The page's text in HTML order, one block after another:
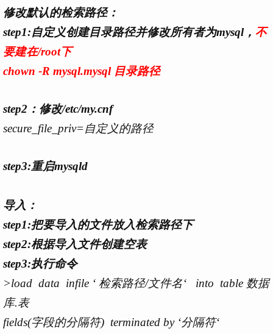
修改默认的检索路径：
step1:自定义创建目录路径并修改所有者为mysql， 不
要建在/root下
chown -R mysql.mysql 目录路径
step2：修改/etc/my.cnf
secure_file_priv=自定义的路径
step3:重启mysqld
导入：
step1:把要导入的文件放入检索路径下
step2:根据导入文件创建空表
step3:执行命令
>load data infile ‘ 检索路径/文件名‘ into table 数据
库.表
fields(字段的分隔符) terminated by ‘分隔符‘